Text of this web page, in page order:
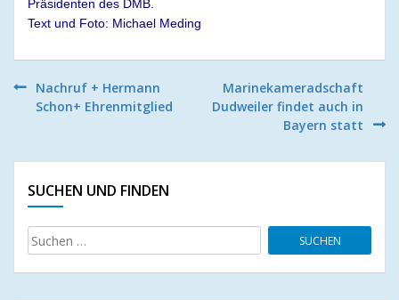
Präsidenten des DMB.
Text und Foto: Michael Meding
Beitragsnavigation
Nachruf + Hermann
Schon+ Ehrenmitglied
Marinekameradschaft
Dudweiler findet auch in
Bayern statt
SUCHEN UND FINDEN
Suchen
nach: